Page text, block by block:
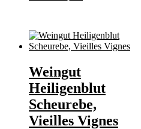
Weingut
Heiligenblut
Scheurebe,
Vieilles Vignes